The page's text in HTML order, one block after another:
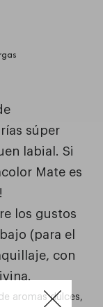
súper
labial. Si
Mate es
los gustos
(para el
con
aromas dulces,